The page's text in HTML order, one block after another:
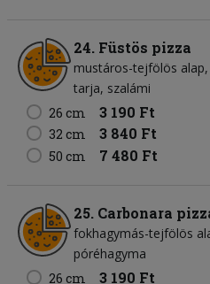
24. Füstös pizza
mustáros-tejfölös alap
tarja szalámi
26 cm
3 190 Ft
32 cm 3 840 Ft
50 cm 7 480 Ft
25. Carbonara
fokhagymás-tejfölös
póréhagyma
26 cm
3 190 Ft